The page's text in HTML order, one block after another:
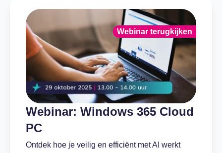
Webinar: Windows 365 Cloud
PC
Ontdek hoe je veilig en efficiënt met AI werkt
Webinar terugkijken